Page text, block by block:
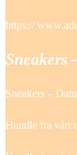
https://
Sneakers
Sneakers –
Handle fra vårt